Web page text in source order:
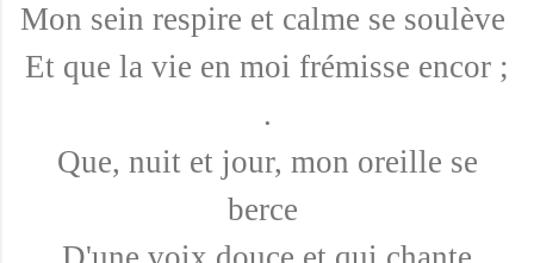
Mon sein respire et calme se soulève
Et que la vie en moi frémisse encor ;
.
Que, nuit et jour, mon oreille se
berce